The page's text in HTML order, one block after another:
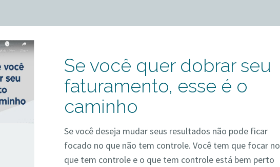
Se você quer dobrar seu
faturamento, esse é o
caminho
Se você deseja mudar seus resultados não pode ficar
focado no que não tem controle. Você tem que focar no
que tem controle e o que tem controle está bem perto